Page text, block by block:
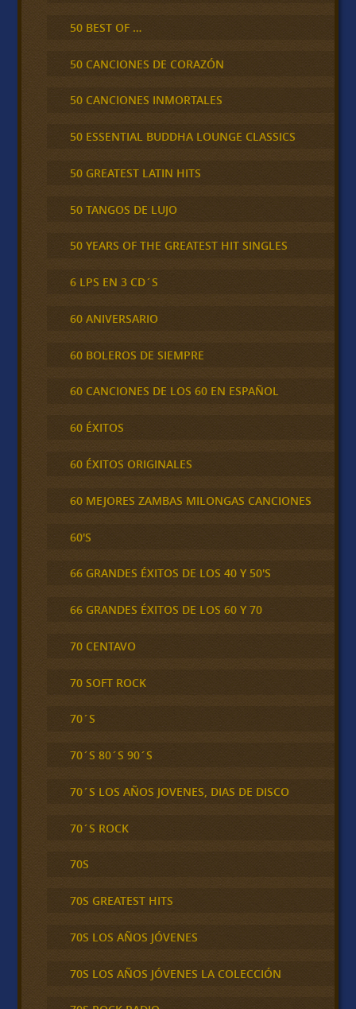
50 BEST OF …
50 CANCIONES DE CORAZÓN
50 CANCIONES INMORTALES
50 ESSENTIAL BUDDHA LOUNGE CLASSICS
50 GREATEST LATIN HITS
50 TANGOS DE LUJO
50 YEARS OF THE GREATEST HIT SINGLES
6 LPS EN 3 CD´S
60 ANIVERSARIO
60 BOLEROS DE SIEMPRE
60 CANCIONES DE LOS 60 EN ESPAÑOL
60 ÉXITOS
60 ÉXITOS ORIGINALES
60 MEJORES ZAMBAS MILONGAS CANCIONES
60'S
66 GRANDES ÉXITOS DE LOS 40 Y 50'S
66 GRANDES ÉXITOS DE LOS 60 Y 70
70 CENTAVO
70 SOFT ROCK
70´S
70´S 80´S 90´S
70´S LOS AÑOS JOVENES, DIAS DE DISCO
70´S ROCK
70S
70S GREATEST HITS
70S LOS AÑOS JÓVENES
70S LOS AÑOS JÓVENES LA COLECCIÓN